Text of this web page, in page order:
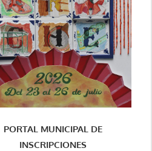
PORTAL MUNICIPAL DE
INSCRIPCIONES